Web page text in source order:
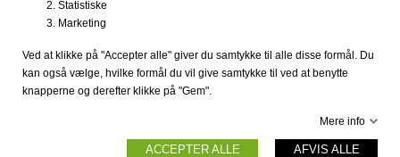
Bambus strømper
ribstrikket...
Bambus T-shirt med
Statistiske
Marketing
Ved at klikke på "Accepter alle" giver du samtykke til alle disse formål. Du
kan også vælge, hvilke formål du vil give samtykke til ved at benytte
knapperne og derefter klikke på "Gem".
Mere info
ACCEPTER ALLE AFVIS ALLE